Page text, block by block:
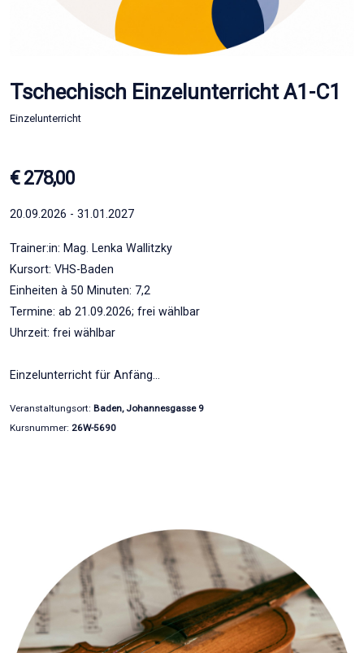
Tschechisch Einzelunterricht A1-C1
Einzelunterricht
€ 278,00
20.09.2026 - 31.01.2027
Trainer:in: Mag. Lenka Wallitzky
Kursort: VHS-Baden
Einheiten à 50 Minuten: 7,2
Termine: ab 21.09.2026; frei wählbar
Uhrzeit: frei wählbar
Einzelunterricht für Anfäng…
Veranstaltungsort: Baden, Johannesgasse 9
Kursnummer: 26W-5690